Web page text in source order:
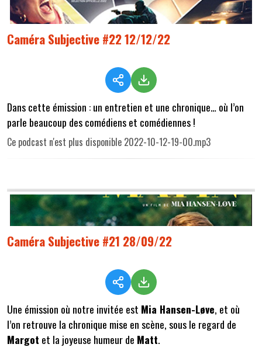
Caméra Subjective #22 12/12/22
Dans cette émission : un entretien et une chronique… où l’on
parle beaucoup des comédiens et comédiennes !
Ce podcast n'est plus disponible 2022-10-12-19-00.mp3
Caméra Subjective #21 28/09/22
Une émission où notre invitée est Mia Hansen-Løve, et où
l’on retrouve la chronique mise en scène, sous le regard de
Margot et la joyeuse humeur de Matt.